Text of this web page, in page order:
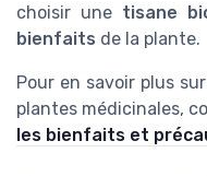
choisir une tisane
bienfaits de la plante.
Pour en savoir plus
plantes médicinales,
les bienfaits et